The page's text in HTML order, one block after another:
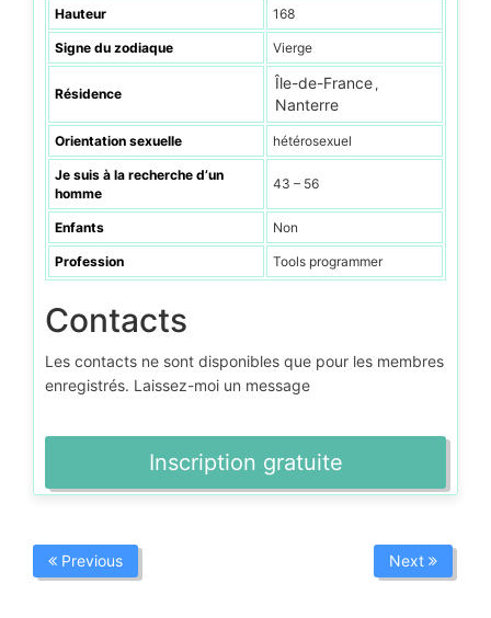
Hauteur 168
Signe du zodiaque Vierge
Résidence
Île-de-France ,
Nanterre
Orientation sexuelle hétérosexuel
Je suis à la recherche d’un
homme
43 – 56
Enfants Non
Profession Tools programmer
Contacts
Les contacts ne sont disponibles que pour les membres
enregistrés. Laissez-moi un message
Inscription gratuite
Previous Next